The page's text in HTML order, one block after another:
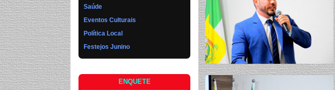
Saúde
Eventos Culturais
Política Local
Festejos Junino
ENQUETE